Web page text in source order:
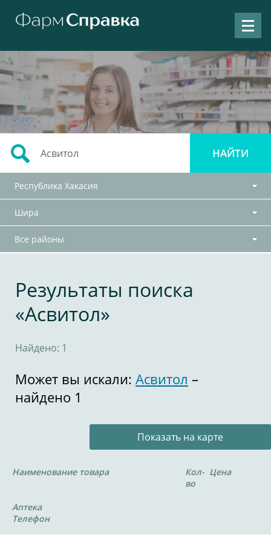
Республика Хакасия
Шира
Все районы
Результаты поиска
«Асвитол»
Найдено: 1
Может вы искали: Асвитол –
найдено 1
Показать на карте
Наименование товара
Кол-
во
Цена
Аптека
Телефон